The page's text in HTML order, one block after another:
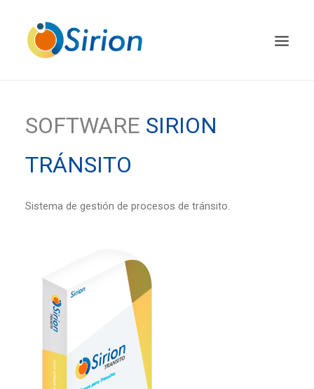
SIRION POS
SIRION TRÁNSITO
SOFTWARE SIRION
TRÁNSITO
Sistema de gestión de procesos de tránsito.